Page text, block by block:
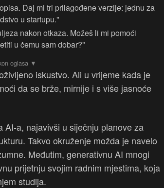
Daj mi tri prilagođene verzije: jednu za
u startupu."
nakon otkaza. Možeš li mi pomoći
u čemu sam dobar?"
iskustvo. Ali u vrijeme kada je
da se brže, mirnije i s više jasnoće
AI-a, najavivši u siječnju planove za
Takvo okruženje možda je navelo
Međutim, generativnu AI mnogi
prijetnju svojim radnim mjestima, koja
studija.